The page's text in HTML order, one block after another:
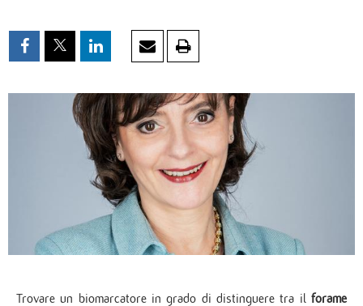
Trovare un biomarcatore in grado di distinguere tra il forame